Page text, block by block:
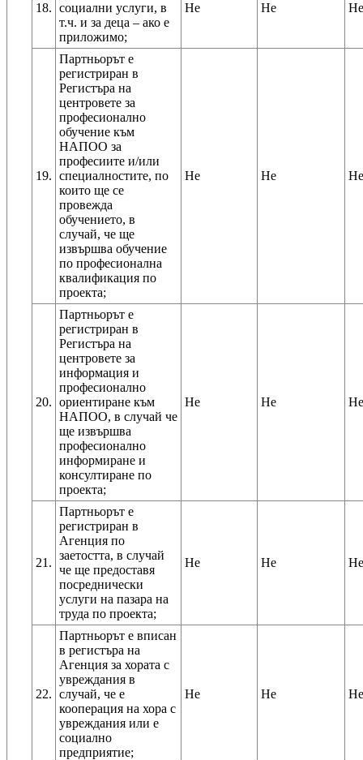
18. социални услуги, в
т.ч. и за деца – ако е
приложимо;
Не Не Не
19.
Партньорът е
регистриран в
Регистъра на
центровете за
професионално
обучение към
НАПОО за
професиите и/или
специалностите, по
които ще се
провежда
обучението, в
случай, че ще
извършва обучение
по професионална
квалификация по
проекта;
Не Не Не
20.
Партньорът е
регистриран в
Регистъра на
центровете за
информация и
професионално
ориентиране към
НАПОО, в случай че
ще извършва
професионално
информиране и
консултиране по
проекта;
Не Не Не
21.
Партньорът е
регистриран в
Агенция по
заетостта, в случай
че ще предоставя
посреднически
услуги на пазара на
труда по проекта;
Не Не Не
22.
Партньорът е вписан
в регистъра на
Агенция за хората с
увреждания в
случай, че е
кооперация на хора с
увреждания или е
социално
предприятие;
Не Не Не